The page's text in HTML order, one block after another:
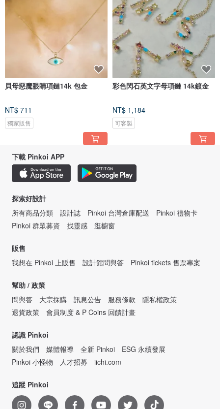
貝母惡魔眼睛項鏈14k 包金
NT$ 711
獨家販售
彩色閃石英文字母項鏈 14k鍍金
NT$ 1,184
可客製
下載 Pinkoi APP
探索好設計
所有商品分類
設計誌 Pinkoi 台灣倉庫配送
Pinkoi 禮物卡
Pinkoi 群眾募資
找靈感 逛櫥窗
販售
我想在 Pinkoi 上販售
設計館問與答 Pinkoi tickets 售票專案
幫助 / 政策
問與答
大宗採購 訊息公告 服務條款
隱私權政策
退貨政策
會員制度 & P Coins 回饋計畫
認識 Pinkoi
關於我們
媒體報導 全新 Pinkoi
ESG 永續發展
Pinkoi 小怪物
人才招募 iichi.com
追蹤 Pinkoi